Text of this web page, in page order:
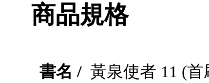
商品規格
書名 / 黃泉使者 11 (